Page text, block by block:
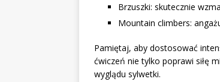
Brzuszki: skutecznie
Mountain climbers:
Pamiętaj, aby dostosować
ćwiczeń nie tylko poprawi siłę
wyglądu sylwetki.